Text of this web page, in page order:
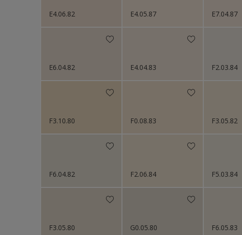
E4.06.82 E4.05.87 E7.04.87
E6.04.82 E4.04.83 F2.03.84
F3.10.80 F0.08.83 F3.05.82
F6.04.82 F2.06.84 F5.03.84
F3.05.80 G0.05.80 F6.05.83